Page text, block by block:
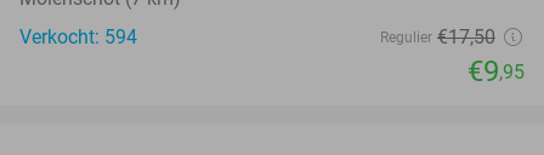
Verkocht: 594
Regulier €17,50
€9,95